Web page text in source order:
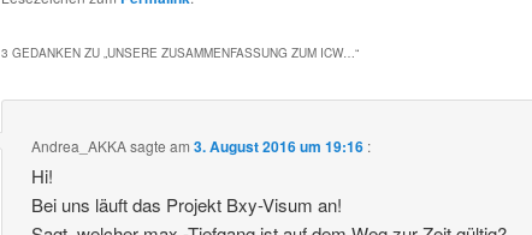
3 GEDANKEN ZU „UNSERE ZUSAMMENFASSUNG ZUM ICW…“
Andrea_AKKAsagte am3. August 2016 um 19:16 :
Hi!
Bei uns läuft das Projekt Bxy-Visum an!